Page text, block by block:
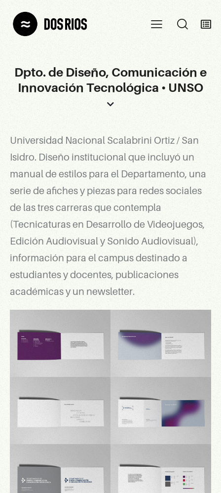
Dpto. de Diseño, Comunicación e
Innovación Tecnológica • UNSO
Universidad Nacional Scalabrini Ortiz / San
Isidro. Diseño institucional que incluyó un
manual de estilos para el Departamento, una
serie de afiches y piezas para redes sociales
de las tres carreras que contempla
(Tecnicaturas en Desarrollo de Videojuegos,
Edición Audiovisual y Sonido Audiovisual),
información para el campus destinado a
estudiantes y docentes, publicaciones
académicas y un newsletter.